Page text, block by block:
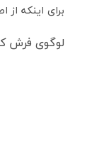
برای اینکه
لوگوی فرش